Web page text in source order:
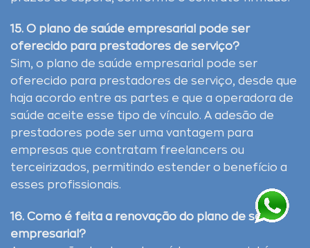
15. O plano de saúde empresarial pode ser
oferecido para prestadores de serviço?
Sim, o plano de saúde empresarial pode ser
oferecido para prestadores de serviço, desde que
haja acordo entre as partes e que a operadora de
saúde aceite esse tipo de vínculo. A adesão de
prestadores pode ser uma vantagem para
empresas que contratam freelancers ou
terceirizados, permitindo estender o benefício a
esses profissionais.
16. Como é feita a renovação do plano de saúde
empresarial?